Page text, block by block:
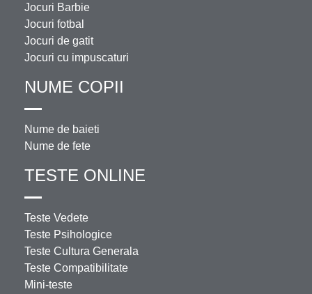
Jocuri Barbie
Jocuri fotbal
Jocuri de gatit
Jocuri cu impuscaturi
NUME COPII
Nume de baieti
Nume de fete
TESTE ONLINE
Teste Vedete
Teste Psihologice
Teste Cultura Generala
Teste Compatibilitate
Mini-teste